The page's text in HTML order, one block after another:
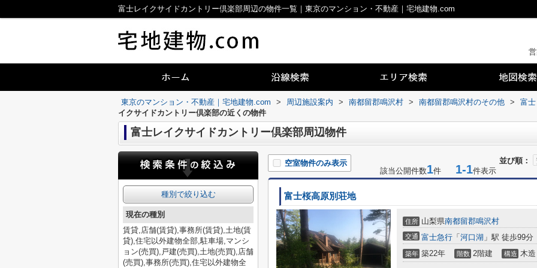
富士レイクサイドカントリー倶楽部周辺の物件一覧｜東京のマンション・不動産｜宅地建物.com
東京のマンション・不動産｜宅地建物.com > 周辺施設案内 > 南都留郡鳴沢村 > 南都留郡鳴沢村のその他 >
富
イクサイドカントリー倶楽部の近くの物件
富士レイクサイドカントリー倶楽部周辺物件
並び順：
空室物件のみ表示
該当公開件数1件 1-1件表示
富士桜高原別荘地
住所 山梨県南都留郡鳴沢村
交通 富士急行 「 河口湖 」駅 徒歩99分
築年 築22年 階数 2階建 構造 木造
種別で絞り込む
現在の種別
賃貸,店舗(賃貸),事務所(賃貸),土地(賃
貸),住宅以外建物全部,駐車場,マンシ
ョン(売買),戸建(売買),土地(売買),店舗
(売買),事務所(売買),住宅以外建物全